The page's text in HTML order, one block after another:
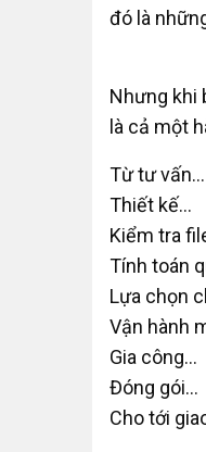
đó là
Nhưng khi
là cả một
Từ tư vấn…
Thiết kế…
Kiểm tra
Tính toán
Lựa chọn
Vận hành
Gia công…
Đóng gói…
Cho tới